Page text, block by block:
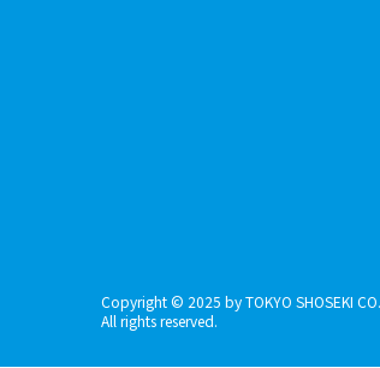
Copyright © 2025 by TOKYO SHOSEKI
All rights reserved.